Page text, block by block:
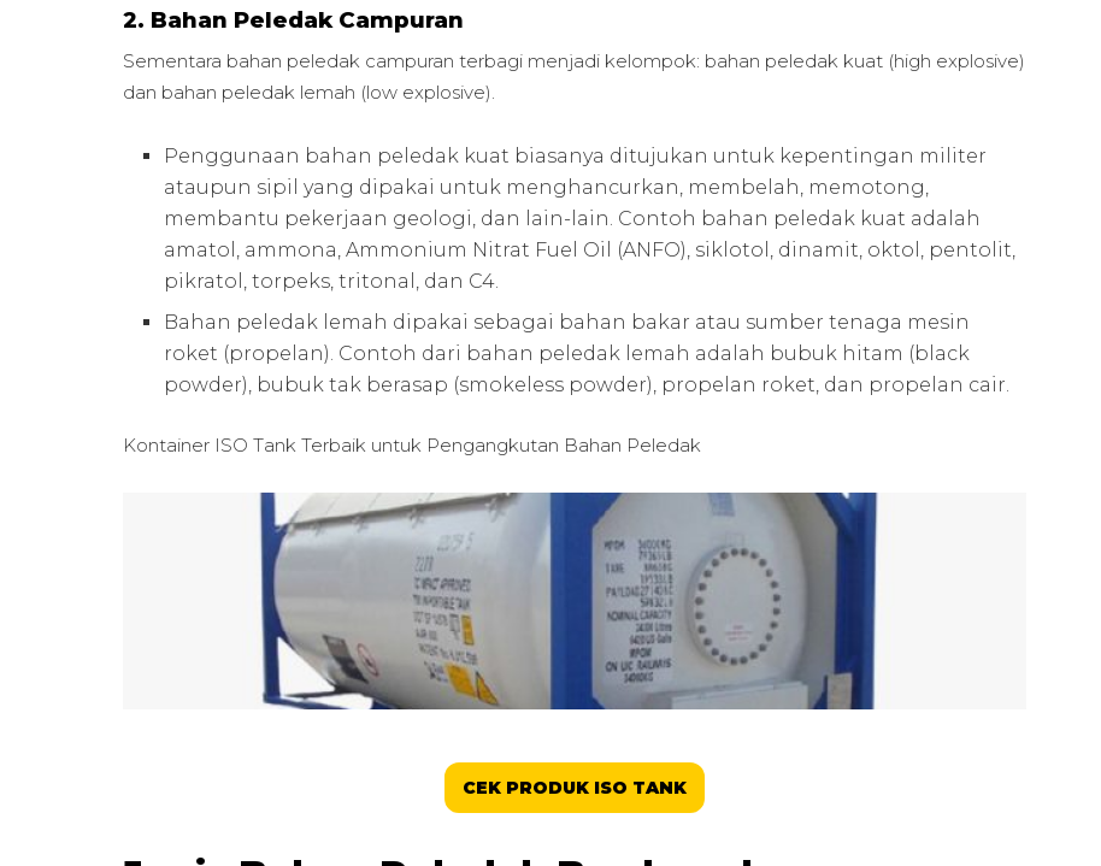
2. Bahan Peledak Campuran
Sementara bahan peledak campuran terbagi menjadi kelompok: bahan peledak kuat (high explosive)
dan bahan peledak lemah (low explosive).
Penggunaan bahan peledak kuat biasanya ditujukan untuk kepentingan militer
ataupun sipil yang dipakai untuk menghancurkan, membelah, memotong,
membantu pekerjaan geologi, dan lain-lain. Contoh bahan peledak kuat adalah
amatol, ammona, Ammonium Nitrat Fuel Oil (ANFO), siklotol, dinamit, oktol, pentolit,
pikratol, torpeks, tritonal, dan C4.
Bahan peledak lemah dipakai sebagai bahan bakar atau sumber tenaga mesin
roket (propelan). Contoh dari bahan peledak lemah adalah bubuk hitam (black
powder), bubuk tak berasap (smokeless powder), propelan roket, dan propelan cair.
Kontainer ISO Tank Terbaik untuk Pengangkutan Bahan Peledak
CEK PRODUK ISO TANK